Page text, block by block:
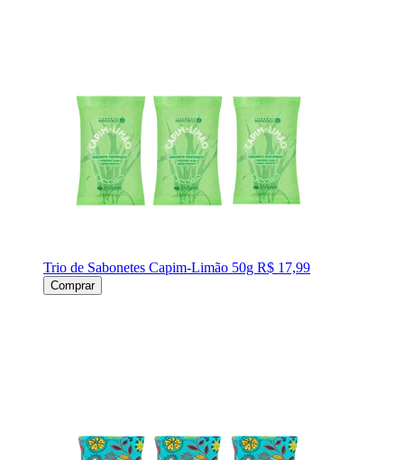
Trio de Sabonetes Capim-Limão 50g R$ 17,99
Comprar